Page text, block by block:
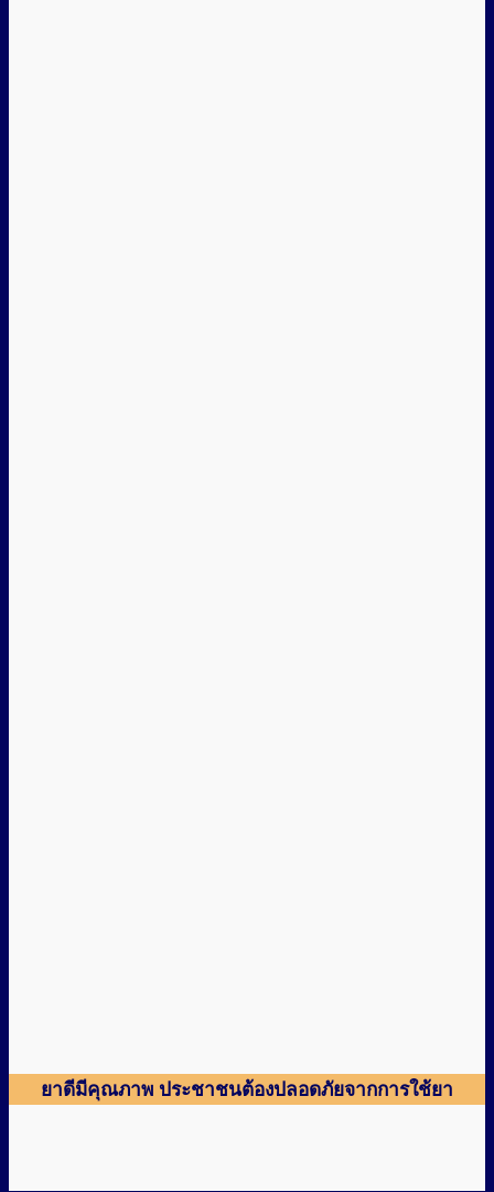
ยาดีมีคุณภาพ ประชาชนต้องปลอดภัยจากการใช้ยา